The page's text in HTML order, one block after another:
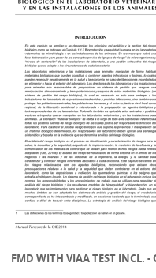
FMD WITH VIAA TEST INCL. -